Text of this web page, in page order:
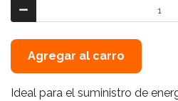
Agregar al carro
Ideal para el suministro de